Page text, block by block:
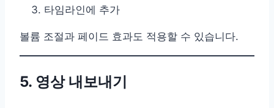
타임라인에 추가
볼륨 조절과 페이드 효과도 적용할 수 있습니다.
5. 영상 내보내기